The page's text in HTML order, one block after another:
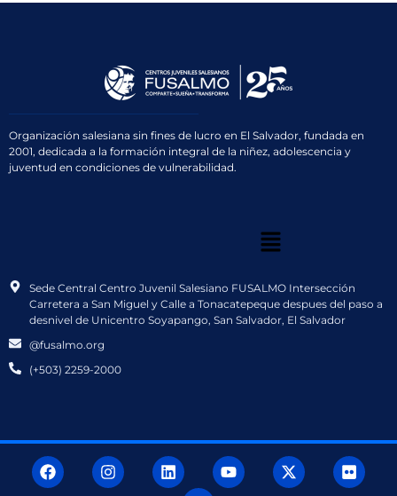
Organización salesiana sin fines de lucro en El Salvador, fundada en
2001, dedicada a la formación integral de la niñez, adolescencia y
juventud en condiciones de vulnerabilidad.
Sede Central Centro Juvenil Salesiano FUSALMO Intersección
Carretera a San Miguel y Calle a Tonacatepeque despues del paso a
desnivel de Unicentro Soyapango, San Salvador, El Salvador
@fusalmo.org
(+503) 2259-2000